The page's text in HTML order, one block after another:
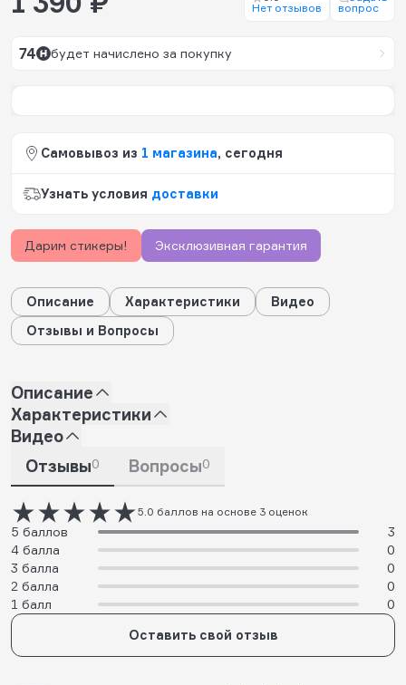
Нет отзывов
вопрос
74 будет начислено за покупку
Самовывоз из 1 магазина, сегодня
Узнать условия доставки
Дарим стикеры! Эксклюзивная гарантия
Описание Характеристики
Видео
Отзывы и Вопросы
Описание
Характеристики
Видео
Отзывы0 Вопросы0
5.0 баллов на основе 3 оценок
5 баллов
3
4 балла
0
3 балла
0
2 балла
0
1 балл
0
Оставить свой отзыв